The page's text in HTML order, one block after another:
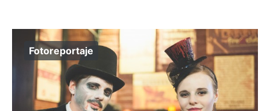
Fotoreportaje